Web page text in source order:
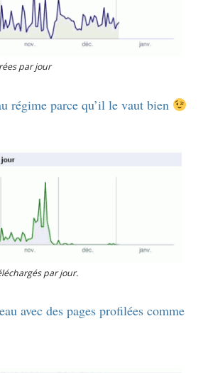
par jour
régime parce qu’il le vaut bien
par jour.
avec des pages profilées comme